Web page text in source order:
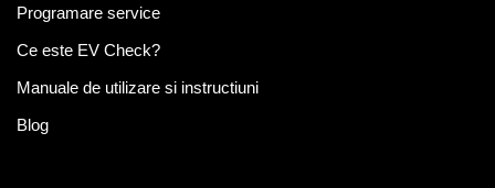
Programare service
Ce este EV Check?
Manuale de utilizare si instructiuni
Blog